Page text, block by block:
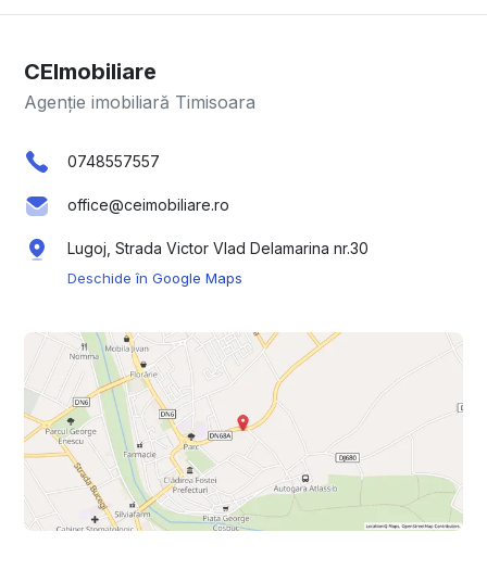
CEImobiliare
Agenție imobiliară Timisoara
0748557557
office@ceimobiliare.ro
Lugoj, Strada Victor Vlad Delamarina nr.30
Deschide în Google Maps